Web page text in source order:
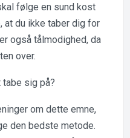
følge en sund kost
at du ikke taber dig for
også tålmodighed, da
over.
tabe sig på?
om dette emne,
den bedste metode.